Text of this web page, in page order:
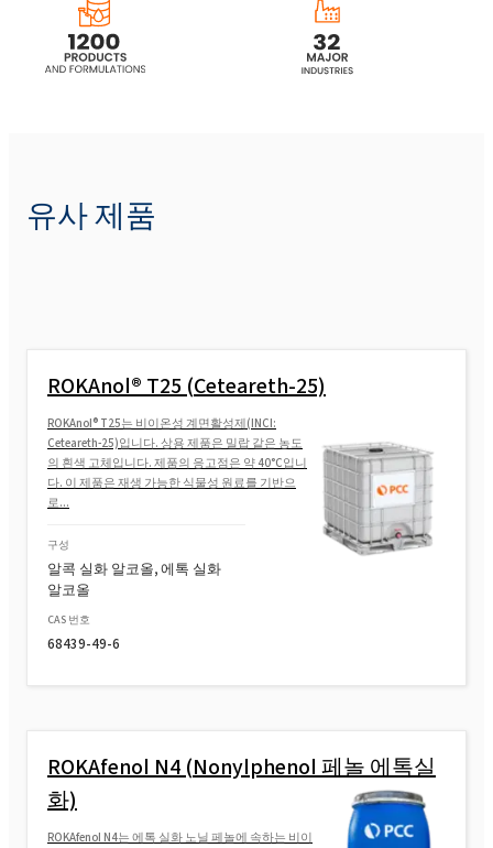
POLIkol 800 (PEG-16)
유사 제품
ROKAnol® T25 (Ceteareth-25)
ROKAnol® T25는 비이온성 계면활성제(INCI:
Ceteareth-25)입니다. 상용 제품은 밀랍 같은 농도
의 흰색 고체입니다. 제품의 응고점은 약 40°C입니
다. 이 제품은 재생 가능한 식물성 원료를 기반으
로...
구성
알콕 실화 알코올, 에톡 실화
알코올
CAS 번호
68439-49-6
ROKAfenol N4 (Nonylphenol 페놀 에톡실
화)
ROKAfenol N4는 에톡 실화 노닐 페놀에 속하는 비이